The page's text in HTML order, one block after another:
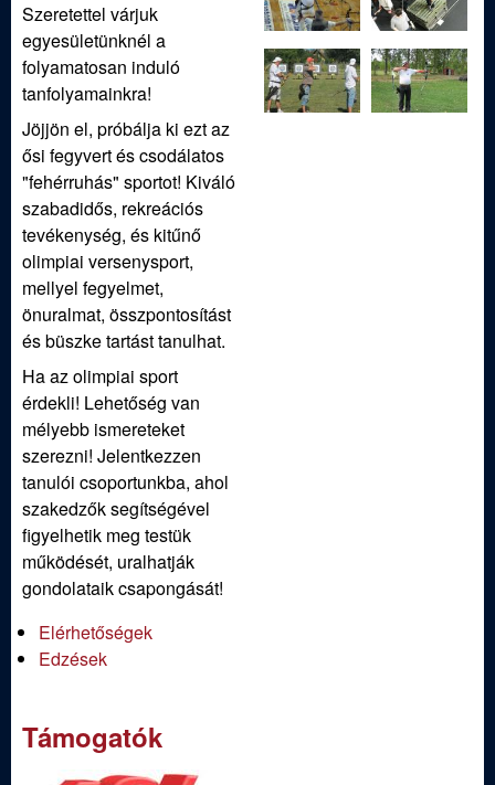
tSzeretettel várjuk
egyesületünknél a
folyamatosan induló
tanfolyamainkra!
Jöjjön el, próbálja ki ezt az
ősi fegyvert és csodálatos
"fehérruhás" sportot! Kiváló
szabadidős, rekreációs
tevékenység, és kitűnő
olimpiai versenysport,
mellyel fegyelmet,
önuralmat, összpontosítást
és büszke tartást tanulhat.
Ha az olimpiai sport
érdekli! Lehetőség van
mélyebb ismereteket
szerezni! Jelentkezzen
tanulói csoportunkba, ahol
szakedzők segítségével
figyelhetik meg testük
működését, uralhatják
gondolataik csapongását!
Elérhetőségek
Edzések
Támogatók